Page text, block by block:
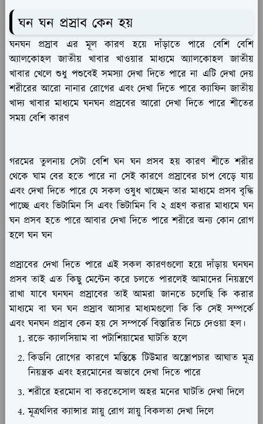
ঘন ঘন প্রস্রাব কেন হয়
ঘনঘন প্রস্রাব এর মূল কারণ হয়ে দাঁড়াতে পারে বেশি বেশি
অ্যালকোহল জাতীয় খাবার খাওয়ার মাধ্যমে অ্যালকোহল জাতীয়
খাবার খেলে শুধু পশুবেই সমস্যা দেখা দিতে পারে না এটি দেখা দেয়
শরীরের আরো নানার রোগের এবং দেখা দিতে পারে ক্যাফিন জাতীয়
খাদ্য খাবার মাধ্যমে ঘনঘন প্রস্রবের আরো দেখা দিতে পারে শীতের
সময় বেশি কারণ
গরমের তুলনায় সেটা বেশি ঘন ঘন প্রসব হয় কারণ শীতে শরীর
থেকে ঘাম বের হতে পারে না সেই কারণে প্রস্রাবের চাপ বেড়ে যায়
এবং দেখা দিতে পারে যে সকল ওষুধ খাচ্ছেন তার মাধ্যমে প্রসব বৃদ্ধি
পাচ্ছে এবং ভিটামিন সি এবং ভিটামিন বি ২ গ্রহণ করার মাধ্যমে ঘন
ঘন প্রসব হতে পারে আবার দেখা দিতে পারে শরীরে অন্য কোন রোগ
হলে ঘন ঘন
প্রস্রাবের দেখা দিতে পারে এই সকল কারণগুলো হয়ে দাঁড়ায় ঘনঘন
প্রসব তাই এত কিছু মেন্টেন করে চলতে পারলেই আমাদের নিয়ন্ত্রণে
রাখা যাবে ঘনঘন প্রস্রাবের তাই আমরা জানতে চলেছি কি করার
মাধ্যমে বা ঘন ঘন প্রস্রাব আসার মাধ্যমগুলো কি কি সেই সম্পর্কে
এবং ঘনঘন প্রস্রাব কেন হয় সে সম্পর্কে বিস্তারিত নিচে দেওয়া হল।
রক্তে ক্যালসিয়াম বা পটাশিয়ামের ঘাটতি হলে
কিডনি রোগের কারণে মস্তিষ্কে টিউমার অস্ত্রোপচার আঘাত মূত্র
নিয়ন্ত্রক এবং হরমোনের অভাবে দেখা দিতে পারে
শরীরে হরমোন বা করতেসোল অহর মনের ঘাটতি দেখা দিলে
মূত্রথলির ক্যান্সার স্নায়ু রোগ স্নায়ু বিকলতা দেখা দিলে